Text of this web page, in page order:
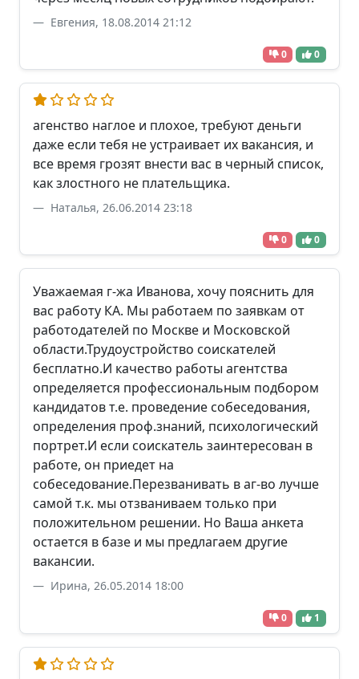
Евгения, 18.08.2014 21:12
0 0
агенство наглое и плохое, требуют деньги
даже если тебя не устраивает их вакансия, и
все время грозят внести вас в черный список,
как злостного не плательщика.
Наталья, 26.06.2014 23:18
0 0
Уважаемая г-жа Иванова, хочу пояснить для
вас работу КА. Мы работаем по заявкам от
работодателей по Москве и Московской
области.Трудоустройство соискателей
бесплатно.И качество работы агентства
определяется профессиональным подбором
кандидатов т.е. проведение собеседования,
определения проф.знаний, психологический
портрет.И если соискатель заинтересован в
работе, он приедет на
собеседование.Перезванивать в аг-во лучше
самой т.к. мы отзваниваем только при
положительном решении. Но Ваша анкета
остается в базе и мы предлагаем другие
вакансии.
Ирина, 26.05.2014 18:00
0 1